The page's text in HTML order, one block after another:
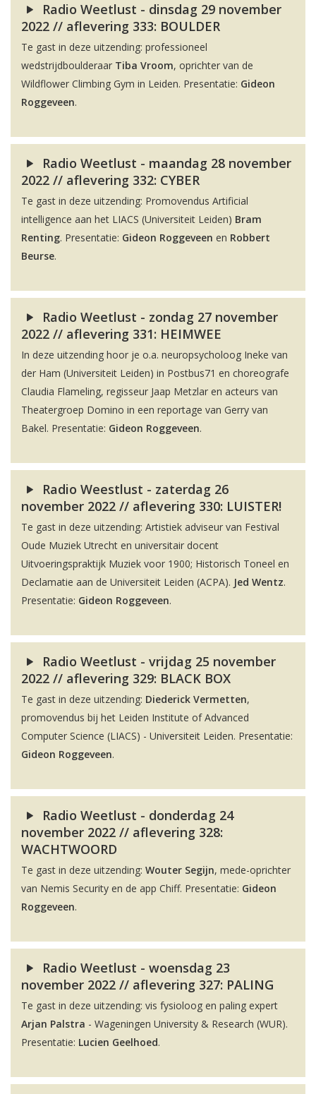
Radio Weetlust - dinsdag 29 november
2022 // aflevering 333: BOULDER
Te gast in deze uitzending: professioneel
wedstrijdboulderaar Tiba Vroom, oprichter van de
Wildflower Climbing Gym in Leiden. Presentatie: Gideon
Roggeveen.
Radio Weetlust - maandag 28 november
2022 // aflevering 332: CYBER
Te gast in deze uitzending: Promovendus Artificial
intelligence aan het LIACS (Universiteit Leiden) Bram
Renting. Presentatie: Gideon Roggeveen en Robbert
Beurse.
Radio Weetlust - zondag 27 november
2022 // aflevering 331: HEIMWEE
In deze uitzending hoor je o.a. neuropsycholoog Ineke van
der Ham (Universiteit Leiden) in Postbus71 en choreografe
Claudia Flameling, regisseur Jaap Metzlar en acteurs van
Theatergroep Domino in een reportage van Gerry van
Bakel. Presentatie: Gideon Roggeveen.
Radio Weestlust - zaterdag 26
november 2022 // aflevering 330: LUISTER!
Te gast in deze uitzending: Artistiek adviseur van Festival
Oude Muziek Utrecht en universitair docent
Uitvoeringspraktijk Muziek voor 1900; Historisch Toneel en
Declamatie aan de Universiteit Leiden (ACPA). Jed Wentz.
Presentatie: Gideon Roggeveen.
Radio Weetlust - vrijdag 25 november
2022 // aflevering 329: BLACK BOX
Te gast in deze uitzending: Diederick Vermetten,
promovendus bij het Leiden Institute of Advanced
Computer Science (LIACS) - Universiteit Leiden. Presentatie:
Gideon Roggeveen.
Radio Weetlust - donderdag 24
november 2022 // aflevering 328:
WACHTWOORD
Te gast in deze uitzending: Wouter Segijn, mede-oprichter
van Nemis Security en de app Chiff. Presentatie: Gideon
Roggeveen.
Radio Weetlust - woensdag 23
november 2022 // aflevering 327: PALING
Te gast in deze uitzending: vis fysioloog en paling expert
Arjan Palstra - Wageningen University & Research (WUR).
Presentatie: Lucien Geelhoed.